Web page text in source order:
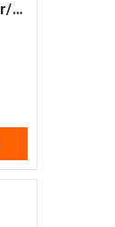
Meinl FD-22-T-TF Stembar Tar/Håndtromme